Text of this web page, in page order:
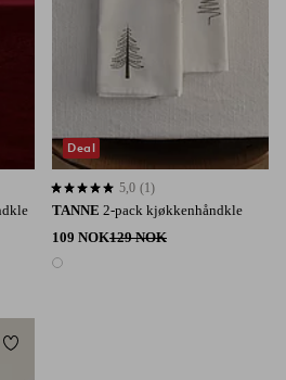
TANNE 2-pack kjøkkenhåndkle
109 NOK129 NOK
1 farge
5,0 basert på 1 karaktergivninger
5,0 (1)
Deal
Legg til favoritter